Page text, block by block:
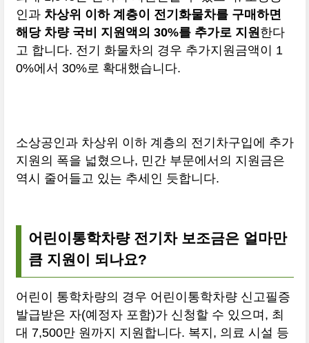
인과 차상위 이하 계층이 전기화물차를 구매하면
해당 차량 국비 지원액의 30%를 추가로 지원한다
고 합니다. 전기 화물차의 경우 추가지원금액이 1
0%에서 30%로 확대했습니다.
소상공인과 차상위 이하 계층의 전기차구입에 추가
지원의 폭을 넓혔으나, 민간 부문에서의 지원금은
역시 줄어들고 있는 추세인 듯합니다.
어린이통학차량 전기차 보조금은 얼마만
큼 지원이 되나요?
어린이 통학차량의 경우 어린이통학차량 신고필증
발급받은 자(예정자 포함)가 신청할 수 있으며, 최
대 7,500만 원까지 지원합니다. 복지, 의료 시설 등